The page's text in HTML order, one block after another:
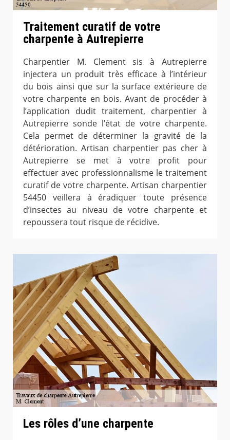
Traitement curatif de votre
charpente à Autrepierre
Charpentier M. Clement sis à Autrepierre
injectera un produit très efficace à l’intérieur
du bois ainsi que sur la surface extérieure de
votre charpente en bois. Avant de procéder à
l’application dudit traitement, charpentier à
Autrepierre sonde l’état de votre charpente.
Cela permet de déterminer la gravité de la
détérioration. Artisan charpentier pas cher à
Autrepierre se met à votre profit pour
effectuer avec professionnalisme le traitement
curatif de votre charpente. Artisan charpentier
54450 veillera à éradiquer toute présence
d’insectes au niveau de votre charpente et
repoussera tout risque de récidive.
Les rôles d’une charpente